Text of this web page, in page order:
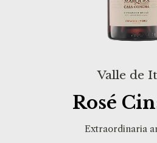
Valle de
Rosé
Extraordinaria